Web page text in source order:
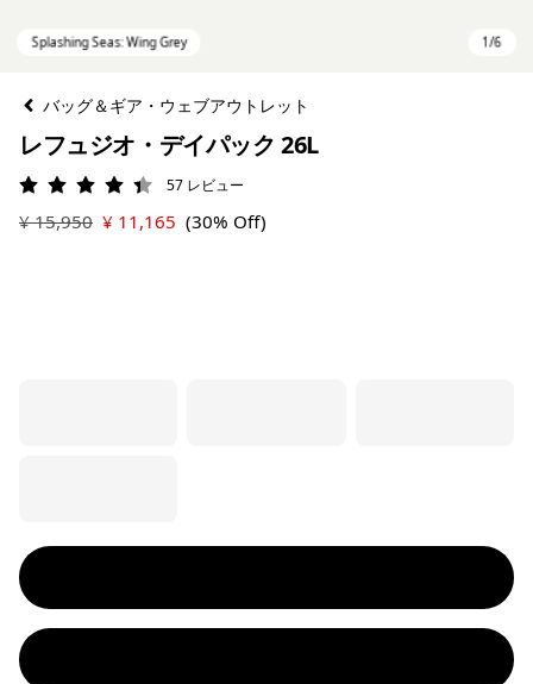
バッグ＆ギア・ウェブアウトレット
レフュジオ・デイパック 26L
評価: 4.4 / 5
57 レビュー
¥ 15,950 ¥ 11,165 (30% Off)